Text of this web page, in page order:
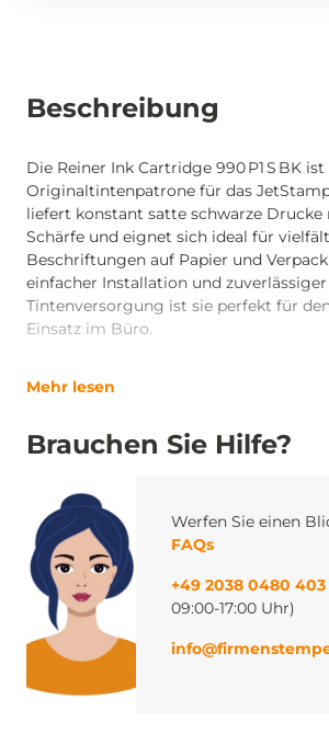
Beschreibung
Die Reiner Ink Cartridge 990 P1 S BK
Originaltintenpatrone für das
liefert konstant satte schwarze
Schärfe und eignet sich ideal für
Beschriftungen auf Papier und
einfacher Installation und zuverlässiger
Tintenversorgung ist sie perfekt für
Einsatz im Büro.
Mehr lesen
Brauchen Sie Hilfe?
Werfen Sie einen
FAQs
+49 2038 0480 403
09:00-17:00 Uhr)